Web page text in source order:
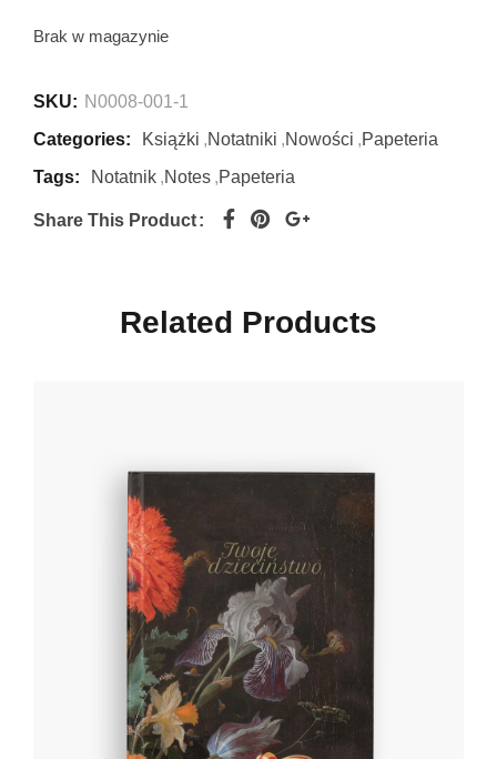
Brak w magazynie
SKU: N0008-001-1
Categories:
Książki ,Notatniki ,Nowości ,Papeteria
Tags:
Notatnik ,Notes ,Papeteria
Share This Product
Related Products